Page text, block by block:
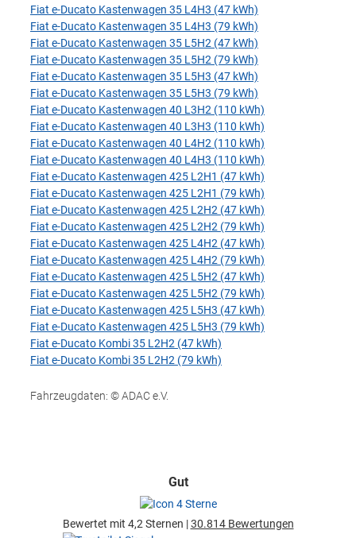
Fiat e-Ducato Kastenwagen 35 L4H3 (47 kWh)
Fiat e-Ducato Kastenwagen 35 L4H3 (79 kWh)
Fiat e-Ducato Kastenwagen 35 L5H2 (47 kWh)
Fiat e-Ducato Kastenwagen 35 L5H2 (79 kWh)
Fiat e-Ducato Kastenwagen 35 L5H3 (47 kWh)
Fiat e-Ducato Kastenwagen 35 L5H3 (79 kWh)
Fiat e-Ducato Kastenwagen 40 L3H2 (110 kWh)
Fiat e-Ducato Kastenwagen 40 L3H3 (110 kWh)
Fiat e-Ducato Kastenwagen 40 L4H2 (110 kWh)
Fiat e-Ducato Kastenwagen 40 L4H3 (110 kWh)
Fiat e-Ducato Kastenwagen 425 L2H1 (47 kWh)
Fiat e-Ducato Kastenwagen 425 L2H1 (79 kWh)
Fiat e-Ducato Kastenwagen 425 L2H2 (47 kWh)
Fiat e-Ducato Kastenwagen 425 L2H2 (79 kWh)
Fiat e-Ducato Kastenwagen 425 L4H2 (47 kWh)
Fiat e-Ducato Kastenwagen 425 L4H2 (79 kWh)
Fiat e-Ducato Kastenwagen 425 L5H2 (47 kWh)
Fiat e-Ducato Kastenwagen 425 L5H2 (79 kWh)
Fiat e-Ducato Kastenwagen 425 L5H3 (47 kWh)
Fiat e-Ducato Kastenwagen 425 L5H3 (79 kWh)
Fiat e-Ducato Kombi 35 L2H2 (47 kWh)
Fiat e-Ducato Kombi 35 L2H2 (79 kWh)
Fahrzeugdaten: © ADAC e.V.
Gut
Bewertet mit 4,2 Sternen |30.814 Bewertungen